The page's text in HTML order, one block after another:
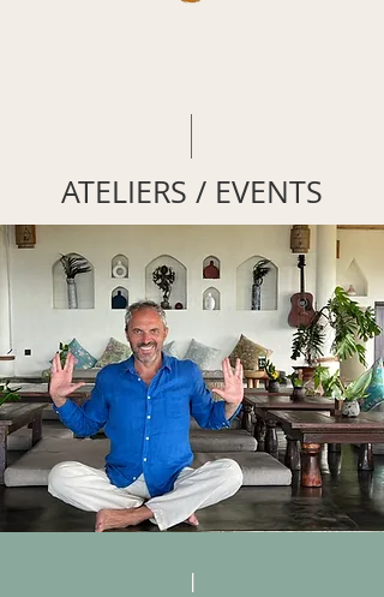
ATELIERS / EVENTS
|